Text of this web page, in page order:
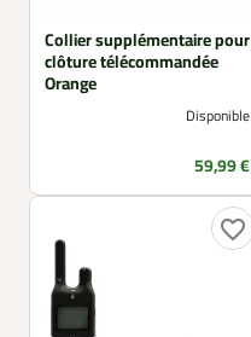
Collier supplémentaire pour
clôture télécommandée
Orange
Disponible
Prix
59,99 €
favorite_border